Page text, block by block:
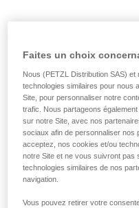
Faites un choix
Nous (PETZL Distribution SAS)
technologies similaires pour nous
Site, pour personnaliser notre
trafic. Nous partageons
sur notre Site, avec nos
sociaux afin de personnaliser nos
acceptez, nos cookies et/ou
notre Site et ne vous suivront pas
technologies similaires de nos
navigation.
Vous pouvez retirer votre